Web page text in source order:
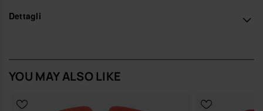
sulla spiaggia all’aperitivo in città.
imbottita in poliestere dall’effetto plush, chiusa da un nodo alto che
è applicato in modo pulito e ordinato, e completa il gioco di volumi.
Design e stile
Dettagli
YOU MAY ALSO LIKE